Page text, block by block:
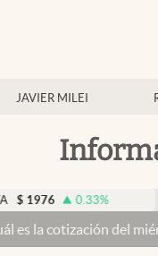
JAVIER MILEI
0.33%
del miércoles 5 de